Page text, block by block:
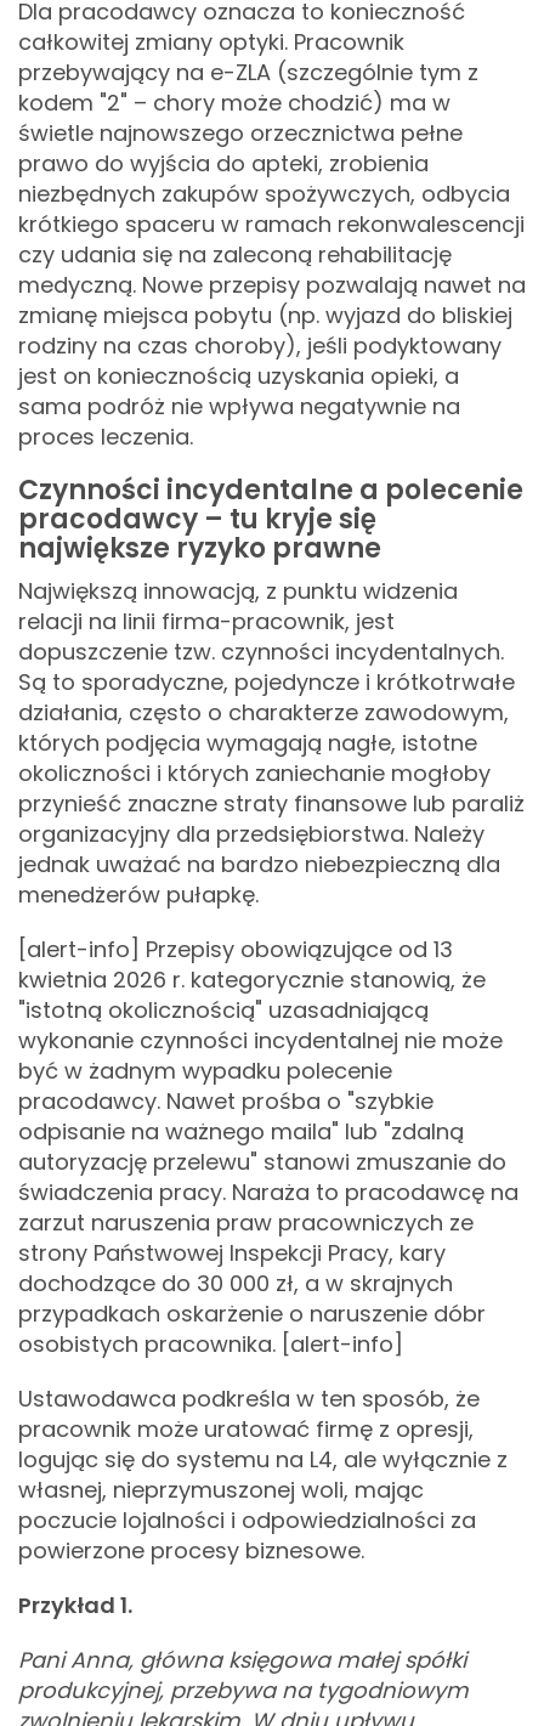
Dla pracodawcy oznacza to konieczność
całkowitej zmiany optyki. Pracownik
przebywający na e-ZLA (szczególnie tym z
kodem "2" – chory może chodzić) ma w
świetle najnowszego orzecznictwa pełne
prawo do wyjścia do apteki, zrobienia
niezbędnych zakupów spożywczych, odbycia
krótkiego spaceru w ramach rekonwalescencji
czy udania się na zaleconą rehabilitację
medyczną. Nowe przepisy pozwalają nawet na
zmianę miejsca pobytu (np. wyjazd do bliskiej
rodziny na czas choroby), jeśli podyktowany
jest on koniecznością uzyskania opieki, a
sama podróż nie wpływa negatywnie na
proces leczenia.
Czynności incydentalne a polecenie
pracodawcy – tu kryje się
największe ryzyko prawne
Największą innowacją, z punktu widzenia
relacji na linii firma-pracownik, jest
dopuszczenie tzw. czynności incydentalnych.
Są to sporadyczne, pojedyncze i krótkotrwałe
działania, często o charakterze zawodowym,
których podjęcia wymagają nagłe, istotne
okoliczności i których zaniechanie mogłoby
przynieść znaczne straty finansowe lub paraliż
organizacyjny dla przedsiębiorstwa. Należy
jednak uważać na bardzo niebezpieczną dla
menedżerów pułapkę.
[alert-info] Przepisy obowiązujące od 13
kwietnia 2026 r. kategorycznie stanowią, że
"istotną okolicznością" uzasadniającą
wykonanie czynności incydentalnej nie może
być w żadnym wypadku polecenie
pracodawcy. Nawet prośba o "szybkie
odpisanie na ważnego maila" lub "zdalną
autoryzację przelewu" stanowi zmuszanie do
świadczenia pracy. Naraża to pracodawcę na
zarzut naruszenia praw pracowniczych ze
strony Państwowej Inspekcji Pracy, kary
dochodzące do 30 000 zł, a w skrajnych
przypadkach oskarżenie o naruszenie dóbr
osobistych pracownika. [alert-info]
Ustawodawca podkreśla w ten sposób, że
pracownik może uratować firmę z opresji,
logując się do systemu na L4, ale wyłącznie z
własnej, nieprzymuszonej woli, mając
poczucie lojalności i odpowiedzialności za
powierzone procesy biznesowe.
Przykład 1.
Pani Anna, główna księgowa małej spółki
produkcyjnej, przebywa na tygodniowym